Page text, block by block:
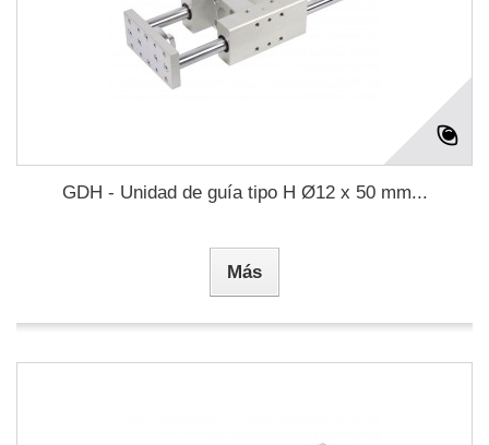
GDH - Unidad de guía tipo H Ø12 x 50 mm...
Más